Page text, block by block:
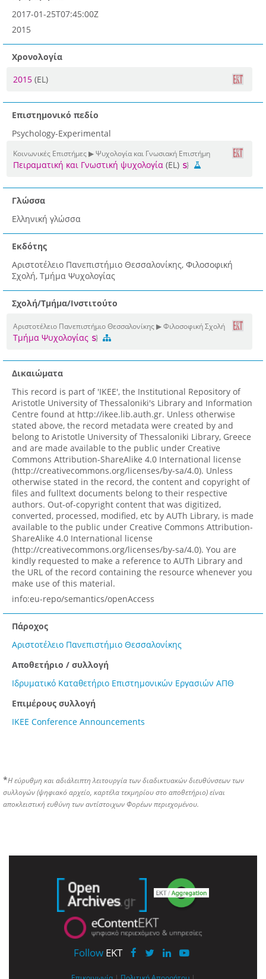
2017-01-25T07:45:00Z
2015
Χρονολογία
2015 (EL)
Επιστημονικό πεδίο
Psychology-Experimental
Κοινωνικές Επιστήμες ▶ Ψυχολογία και Γνωσιακή Επιστήμη
Πειραματική και Γνωστική ψυχολογία (EL)
Γλώσσα
Ελληνική γλώσσα
Εκδότης
Αριστοτέλειο Πανεπιστήμιο Θεσσαλονίκης, Φιλοσοφική
Σχολή, Τμήμα Ψυχολογίας
Σχολή/Τμήμα/Ινστιτούτο
Αριστοτέλειο Πανεπιστήμιο Θεσσαλονίκης ▶ Φιλοσοφική Σχολή
Τμήμα Ψυχολογίας
Δικαιώματα
This record is part of 'IKEE', the Institutional Repository of
Aristotle University of Thessaloniki's Library and Information
Centre found at http://ikee.lib.auth.gr. Unless otherwise
stated above, the record metadata were created by and
belong to Aristotle University of Thessaloniki Library, Greece
and are made available to the public under Creative
Commons Attribution-ShareAlike 4.0 International license
(http://creativecommons.org/licenses/by-sa/4.0). Unless
otherwise stated in the record, the content and copyright of
files and fulltext documents belong to their respective
authors. Out-of-copyright content that was digitized,
converted, processed, modified, etc by AUTh Library, is made
available to the public under Creative Commons Attribution-
ShareAlike 4.0 International license
(http://creativecommons.org/licenses/by-sa/4.0). You are
kindly requested to make a reference to AUTh Library and
the URL of the record containing the resource whenever you
make use of this material.
info:eu-repo/semantics/openAccess
Πάροχος
Αριστοτέλειο Πανεπιστήμιο Θεσσαλονίκης
Αποθετήριο / συλλογή
Ιδρυματικό Καταθετήριο Επιστημονικών Εργασιών ΑΠΘ
Επιμέρους συλλογή
IKEE Conference Announcements
*Η εύρυθμη και αδιάλειπτη λειτουργία των διαδικτυακών διευθύνσεων των
συλλογών (ψηφιακό αρχείο, καρτέλα τεκμηρίου στο αποθετήριο) είναι
αποκλειστική ευθύνη των αντίστοιχων Φορέων περιεχομένου.
Follow EKT
Επικοινωνία | Πολιτική Απορρήτου |